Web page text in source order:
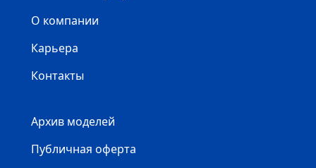
О компании
Карьера
Контакты
Архив моделей
Публичная оферта